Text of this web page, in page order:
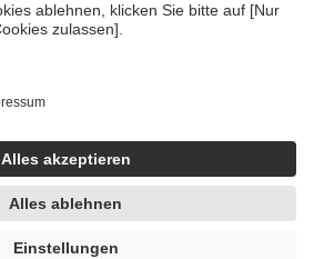
dass es sich um echte Bewertungen
hc/de/articles/4419944605341
wurden unter Zuhilfenahme künstlicher